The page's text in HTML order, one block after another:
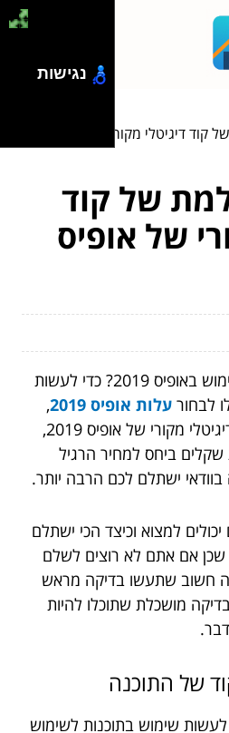
דיגיטלי מקורי של אופיס
של קוד
של אופיס
רוצים להתחיל לעשות שימוש באופיס 2019? כדי לעשות
לבחור עלות אופיס 2019
,
משתלמת של קוד דיגיטלי מקורי של אופיס 2019,
ביחס למחיר הרגיל
ישתלם לכם הרבה יותר.
למצוא וכיצד הכי ישתלם
שכן אם אתם לא רוצים לשלם
חשוב שתעשו בדיקה מראש
מושכלת שתוכלו להיות
של התוכנה
שימוש בתוכנות לשימוש
נגישות